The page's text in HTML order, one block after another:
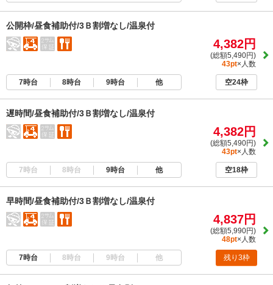
公開枠/昼食補助付/3Ｂ割増なし/温泉付
4,382円
(総額5,490円)
43pt×人数
7時台 8時台 9時台 他 空24枠
遅時間/昼食補助付/3Ｂ割増なし/温泉付
4,382円
(総額5,490円)
43pt×人数
7時台 8時台 9時台 他 空18枠
早時間/昼食補助付/3Ｂ割増なし/温泉付
4,837円
(総額5,990円)
48pt×人数
7時台 8時台 9時台 他 残り3枠